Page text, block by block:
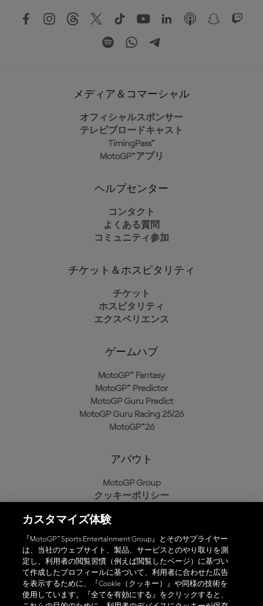
メディア＆コマーシャル
オフィシャルスポンサー
テレビブロードキャスト
TimingPass™
MotoGP™アプリ
ヘルプセンター
コンタクト
よくある質問
コミュニティ参加
チケット＆ホスピタリティ
チケット
ホスピタリティ
エクスペリエンス
ゲームハブ
MotoGP™ Fantasy
MotoGP™ Predictor
MotoGP Guru Predict
MotoGP Guru Racing 25/26
MotoGP™26
アバウト
MotoGP Group
クッキーポリシー
プライバシーポリシー
購入ポリシー
オフィシャルアプリ
カスタマイズ体験
『MotoGP™ Sports Entertainment Group』とそのサプライヤー
は、当社のウェブサイト、製品、サービスとのやり取りを測
定し、利用者の閲覧習慣（例えば閲覧したページ）に基づい
て作成したプロフィールに基づいて、利用者に合わせた広告
を表示するために、『Cookie（クッキー）』や同様の技術を
使用しています。『全てを有効にする』をクリックすると、